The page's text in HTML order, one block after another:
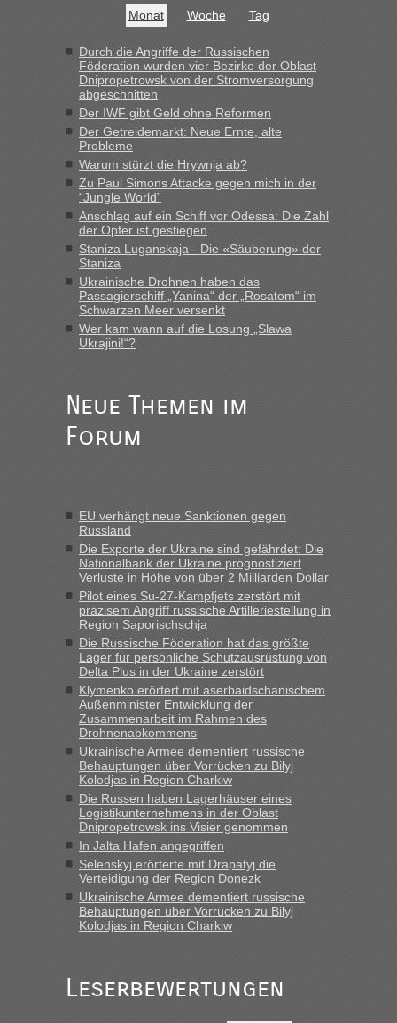
buchbar - warum auch immer ...
Hab´s versucht - bekomme aber immer angezeigt "auf dieser
Strecke fahren wir nicht"
MHG1023 inBerichte und Reisetipps • Re: Mit dem Zug in
die Ukraine
„Man sollte aber explizit dazu schreiben, daß es ein Zug von
LeoExpress ist - und nur auf deren Webseite kann man die
Fahrkarten kaufen. Zumindest ist es die erste Umsteigefreie
Verbindung von Deutschland...“
Recht, Visa und Dokumente • Re: Deklaration
gebrauchter Kleidung beim Zoll
„Vielen Dank, mit einem Briefchen meiner Frau im Gepäck
gab es keine Probleme“
fast 11 Milliarden aufgedeckt
„Am besten wäre natürlich, wenn die Frau mit dabei ist.
Alleinreisende Männer stehen schließlich immer unter
Milliarden aufgedeckt
„Kein Zoll. Du musst an sich nur sagen dass das privat ist
und du nicht damit handeln willst. So lange das nicht
Originalverpackt ist und ersichlich das nicht neu sollte es
keine Probleme geben“
Recht, Visa und Dokumente • Deklaration
gebrauchter Kleidung beim Zoll
„Hallo Leute, ich weiß nicht, ob ich hier richtig bin mit meiner
Anfrage. Ich möchte 4 Umzugskartons mit gebrauchter
Straßen Kleidung bei der Einreise in die Ukraine
mitnehmen. Es ist gebrauchte Kleidung...“
Berichte und Reisetipps • Re: An welchem
Grenzübergang zwischen Polen und der Ukraine geht es am
schnellsten?
„Wir sind mit unserem Wohnmobil, wie geplant am Montag
15.6. in Krakovets rüber. Sehr zeitig los gegen 5 Uhr in der
Früh. Mit sehr sehr wenig Verkehr, super bis zur Grenze. Nur
8 PKW vor der Schranke....“
inBerichte und Reisetipps • Re: An welchem
Grenzübergang zwischen Polen und der Ukraine geht es am
in Krakowez mit dem Kleinbus. Abfertigung ging dann
schnell da auch Passagiere mit EU-Pass dabei waren“
Monat Woche Tag
Durch die Angriffe der Russischen
Föderation wurden vier Bezirke der Oblast
Dnipropetrowsk von der Stromversorgung
abgeschnitten
Der IWF gibt Geld ohne Reformen
Der Getreidemarkt: Neue Ernte, alte
Probleme
Warum stürzt die Hrywnja ab?
Zu Paul Simons Attacke gegen mich in der
“Jungle World”
Anschlag auf ein Schiff vor Odessa: Die Zahl
der Opfer ist gestiegen
Staniza Luganskaja - Die «Säuberung» der
Staniza
Ukrainische Drohnen haben das
Passagierschiff „Yanina“ der „Rosatom“ im
Schwarzen Meer versenkt
Wer kam wann auf die Losung „Slawa
Ukrajini!“?
Neue Themen im
Forum
EU verhängt neue Sanktionen gegen
Russland
Die Exporte der Ukraine sind gefährdet: Die
Nationalbank der Ukraine prognostiziert
Verluste in Höhe von über 2 Milliarden Dollar
Pilot eines Su-27-Kampfjets zerstört mit
präzisem Angriff russische Artilleriestellung in
Region Saporischschja
Die Russische Föderation hat das größte
Lager für persönliche Schutzausrüstung von
Delta Plus in der Ukraine zerstört
Klymenko erörtert mit aserbaidschanischem
Außenminister Entwicklung der
Zusammenarbeit im Rahmen des
Drohnenabkommens
Ukrainische Armee dementiert russische
Behauptungen über Vorrücken zu Bilyj
Kolodjas in Region Charkiw
Die Russen haben Lagerhäuser eines
Logistikunternehmens in der Oblast
Dnipropetrowsk ins Visier genommen
In Jalta Hafen angegriffen
Selenskyj erörterte mit Drapatyj die
Verteidigung der Region Donezk
Ukrainische Armee dementiert russische
Behauptungen über Vorrücken zu Bilyj
Kolodjas in Region Charkiw
Leserbewertungen